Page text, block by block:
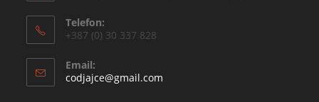
Telefon:
+387 (0) 30 337 828
Email:
codjajce@gmail.com